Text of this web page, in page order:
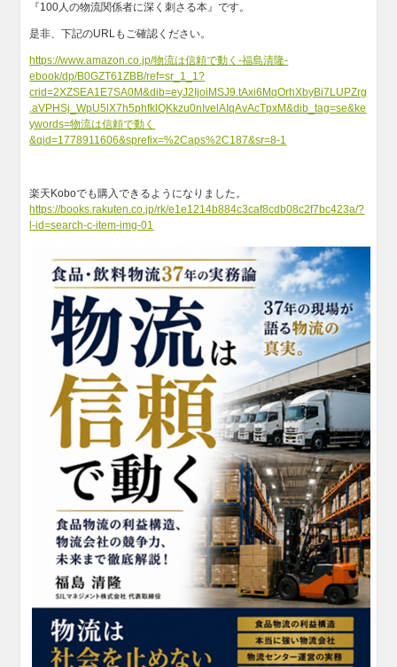
『100人の物流関係者に深く刺さる本』です。
是非、下記のURLもご確認ください。
https://www.amazon.co.jp/物流は信頼で動く-福島清隆-
ebook/dp/B0GZT61ZBB/ref=sr_1_1?
crid=2XZSEA1E7SA0M&dib=eyJ2IjoiMSJ9.tAxi6MqOrhXbyBi7LUPZrg
.aVPHSj_WpU5lX7h5phfklQKkzu0nIvelAIqAvAcTpxM&dib_tag=se&ke
ywords=物流は信頼で動く
&qid=1778911606&sprefix=%2Caps%2C187&sr=8-1
楽天Koboでも購入できるようになりました。
https://books.rakuten.co.jp/rk/e1e1214b884c3caf8cdb08c2f7bc423a/?
l-id=search-c-item-img-01